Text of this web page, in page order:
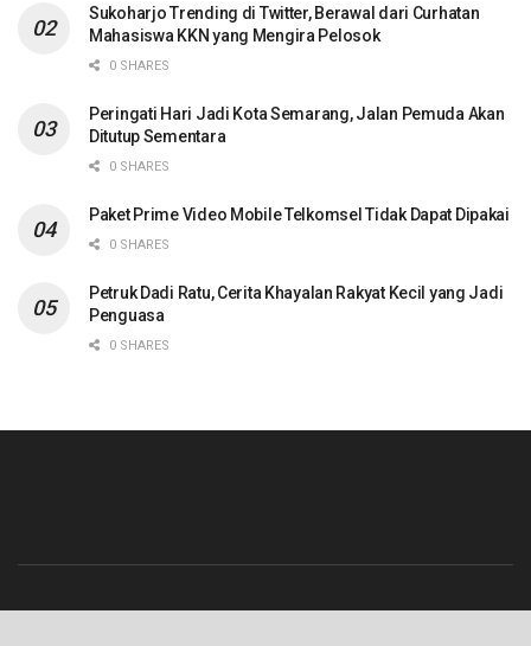
Sukoharjo Trending di Twitter, Berawal dari Curhatan
Mahasiswa KKN yang Mengira Pelosok
0 SHARES
Peringati Hari Jadi Kota Semarang, Jalan Pemuda Akan
Ditutup Sementara
0 SHARES
Paket Prime Video Mobile Telkomsel Tidak Dapat Dipakai
0 SHARES
Petruk Dadi Ratu, Cerita Khayalan Rakyat Kecil yang Jadi
Penguasa
0 SHARES